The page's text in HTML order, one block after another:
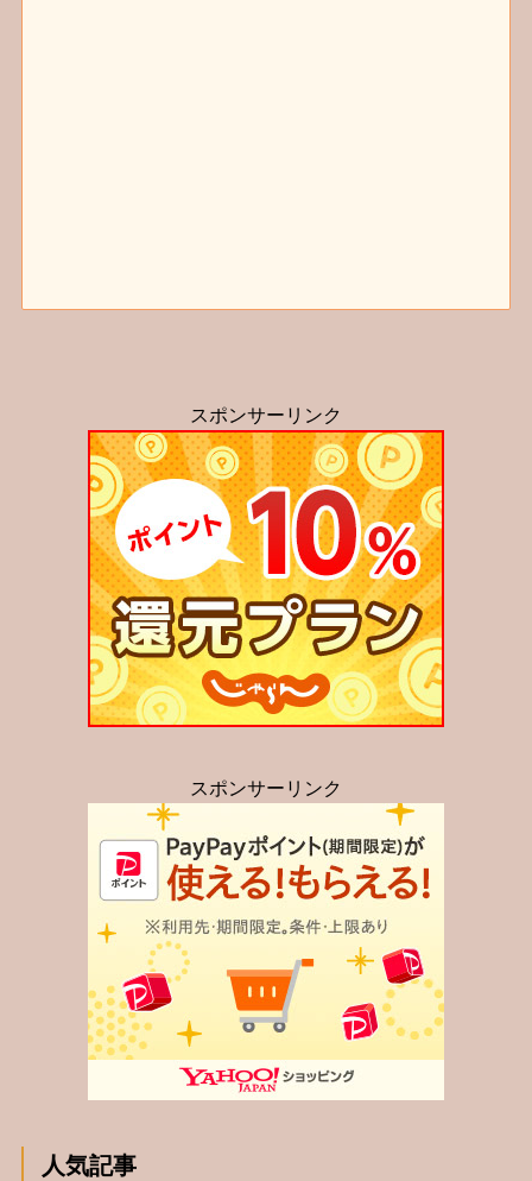
スポンサーリンク
スポンサーリンク
人気記事